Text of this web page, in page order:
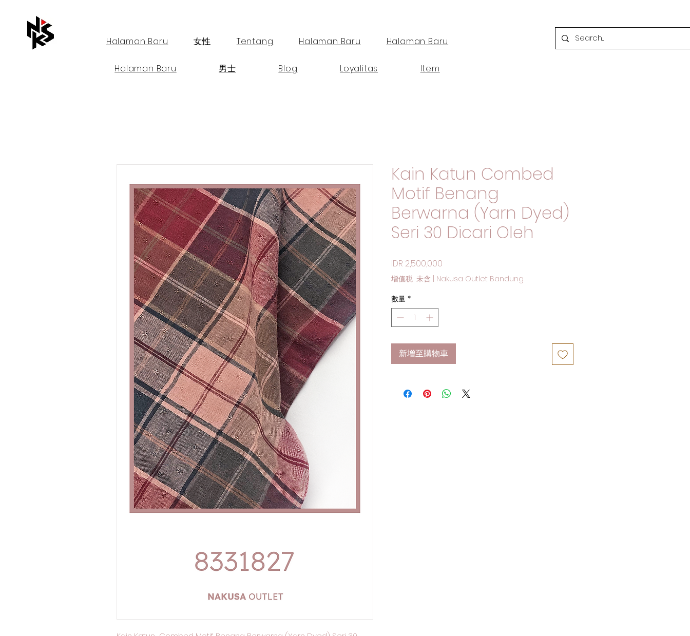
Halaman Baru 女性 Tentang Halaman Baru Halaman Baru
Halaman Baru 男士 Blog Loyalitas Item
Kain Katun Combed
Motif Benang
Berwarna (Yarn Dyed)
Seri 30 Dicari Oleh
IDR 2,500,000
增值税 未含
Nakusa Outlet Bandung
數量 *
新增至購物車